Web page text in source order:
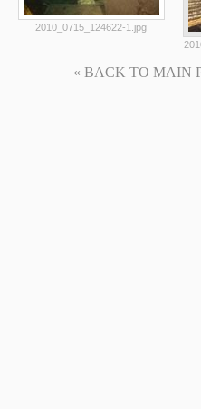
2010_0715_124622-1.jpg
« BACK TO MAIN